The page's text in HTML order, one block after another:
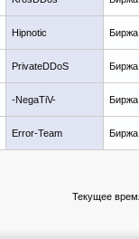
Hipnotic Биржа
PrivateDDoS Биржа
-NegaTiV- Биржа
Error-Team Биржа
Текущее